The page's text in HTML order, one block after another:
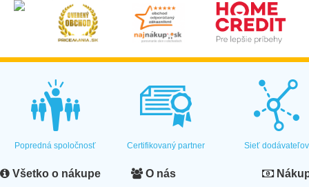
Popredná spoločnosť Certifikovaný partner Sieť dodávateľov
Všetko o nákupe O nás